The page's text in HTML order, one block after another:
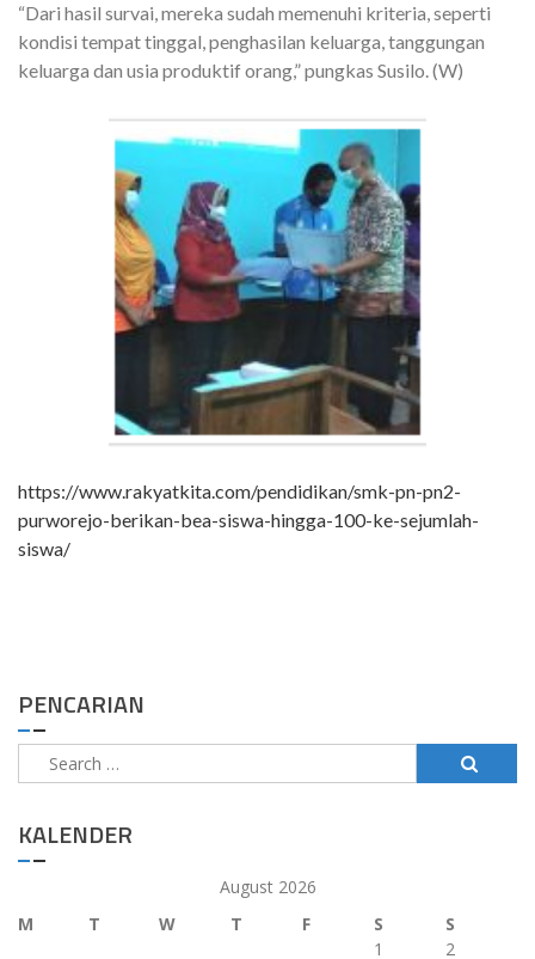
“Dari hasil survai, mereka sudah memenuhi kriteria, seperti
kondisi tempat tinggal, penghasilan keluarga, tanggungan
keluarga dan usia produktif orang,” pungkas Susilo. (W)
https://www.rakyatkita.com/pendidikan/smk-pn-pn2-
purworejo-berikan-bea-siswa-hingga-100-ke-sejumlah-
siswa/
PENCARIAN
Search
for:
KALENDER
August 2026
M
T W T F S
S
1
2